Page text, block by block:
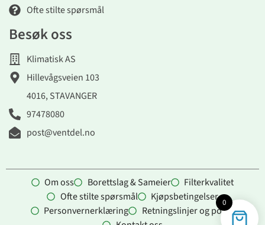
Ofte stilte spørsmål
Besøk oss
Klimatisk AS
Hillevågsveien 103
4016, STAVANGER
97478080
post@ventdel.no
Om oss Borettslag & Sameier
Filterkvalitet
Ofte stilte spørsmål
Kjøpsbetingelser
Personvernerklæring
Retningslinjer og policy
0